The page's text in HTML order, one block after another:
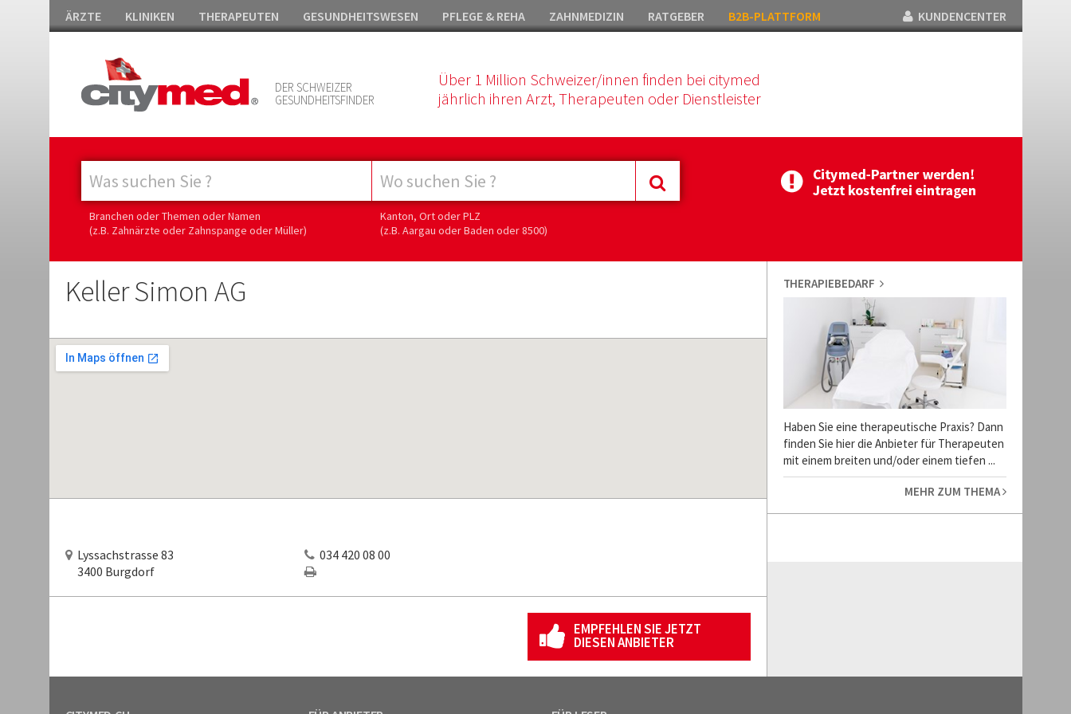
ÄRZTE KLINIKEN THERAPEUTEN GESUNDHEITSWESEN PFLEGE & REHA ZAHNMEDIZIN RATGEBER B2B-PLATTFORM KUNDENCENTER
DER SCHWEIZER
GESUNDHEITSFINDER
Über 1 Million Schweizer/innen finden bei citymed
jährlich ihren Arzt, Therapeuten oder Dienstleister
Branchen oder Themen oder Namen
(z.B. Zahnärzte oder Zahnspange oder Müller)
Kanton, Ort oder PLZ
(z.B. Aargau oder Baden oder 8500)
Keller Simon AG
Lyssachstrasse 83
3400 Burgdorf
034 420 08 00
EMPFEHLEN SIE JETZT
DIESEN ANBIETER
THERAPIEBEDARF
Haben Sie eine therapeutische Praxis? Dann
finden Sie hier die Anbieter für Therapeuten
mit einem breiten und/oder einem tiefen ...
MEHR ZUM THEMA